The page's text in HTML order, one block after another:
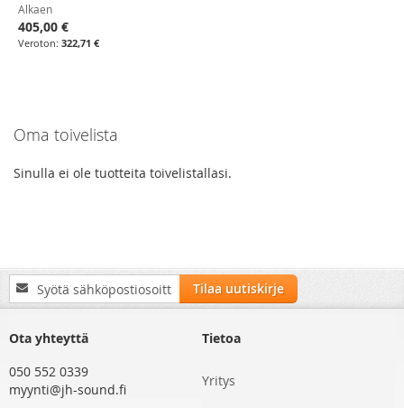
Alkaen
405,00 €
322,71 €
Oma toivelista
Sinulla ei ole tuotteita toivelistallasi.
Tilaa
uutiskirjeemme:
Tilaa uutiskirje
Ota yhteyttä
050 552 0339
myynti@jh-sound.fi
Tietoa
Yritys